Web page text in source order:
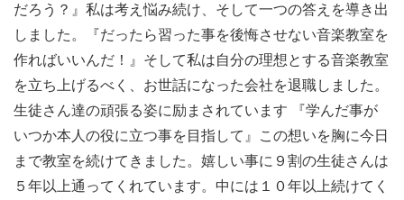
だろう？』私は考え悩み続け、そして一つの答えを導き出
しました。『だったら習った事を後悔させない音楽教室を
作ればいいんだ！』そして私は自分の理想とする音楽教室
を立ち上げるべく、お世話になった会社を退職しました。
生徒さん達の頑張る姿に励まされています 『学んだ事が
いつか本人の役に立つ事を目指して』この想いを胸に今日
まで教室を続けてきました。嬉しい事に９割の生徒さんは
５年以上通ってくれています。中には１０年以上続けてく